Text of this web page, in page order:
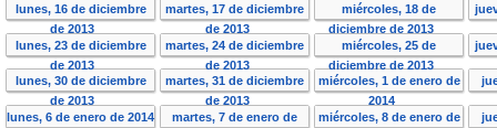
lunes, 16 de diciembre
de 2013
martes, 17 de diciembre
de 2013
miércoles, 18 de
diciembre de 2013
lunes, 23 de diciembre
de 2013
martes, 24 de diciembre
de 2013
miércoles, 25 de
diciembre de 2013
lunes, 30 de diciembre
de 2013
martes, 31 de diciembre
de 2013
miércoles, 1 de enero de
2014
lunes, 6 de enero de 2014
martes, 7 de enero de
miércoles, 8 de enero de